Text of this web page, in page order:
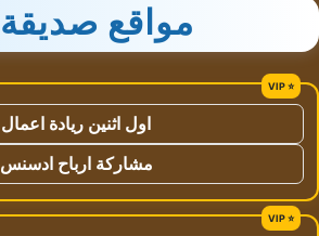
مواقع صديقة
اول اثنين ريادة اعمال
مشاركة ارباح ادسنس